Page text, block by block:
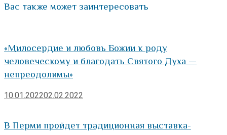
Вас также может заинтересовать
«Милосердие и любовь Божии к роду
человеческому и благодать Святого Духа —
непреодолимы»
10.01.202202.02.2022
В Перми пройдет традиционная выставка-